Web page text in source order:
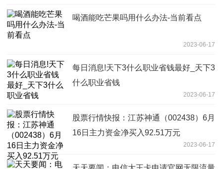
喝酒能吃芒果吗用什么办法-当前看点
2023-06-17
每日消息!天下3什么职业省钱最好_天下3
什么职业省钱
2023-06-17
股票行情快报：江苏神通（002438）6月
16日主力资金净买入92.51万元
2023-06-17